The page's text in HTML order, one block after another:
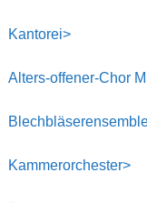
Kantorei>
Alters-offener-Chor
Kammerorchester>